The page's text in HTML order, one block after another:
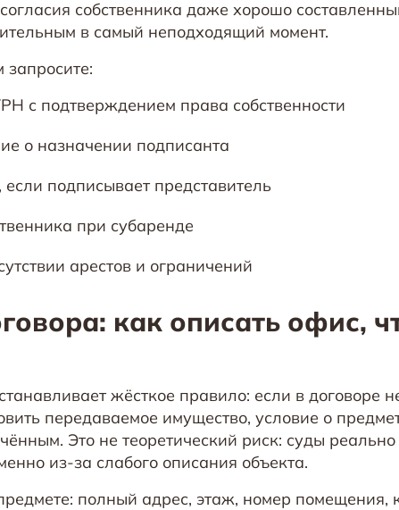
собственника даже хорошо
в самый неподходящий момент.
с подтверждением права собственности
о назначении подписанта
подписывает представитель
при субаренде
арестов и ограничений
как описать офис,
жёсткое правило: если в договоре
передаваемое имущество, условие о
Это не теоретический риск: суды
из-за слабого описания объекта.
полный адрес, этаж, номер помещения,